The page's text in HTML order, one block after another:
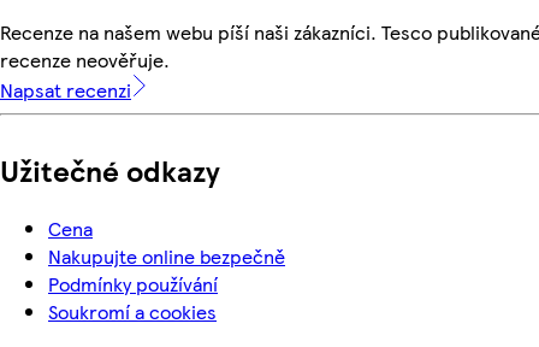
Recenze na našem webu píší naši zákazníci. Tesco
recenze neověřuje.
Napsat recenzi
Užitečné odkazy
Cena
Nakupujte online bezpečně
Podmínky používání
Soukromí a cookies